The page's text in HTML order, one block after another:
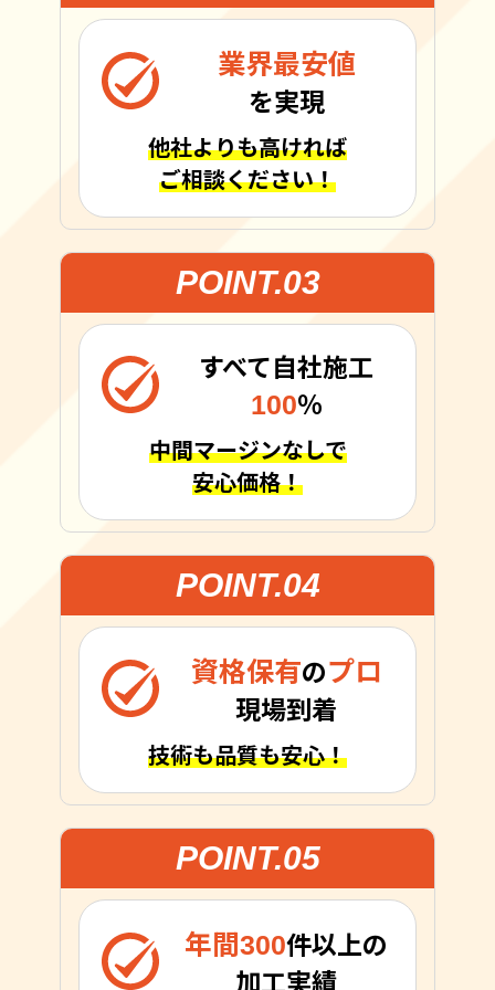
業界最安値
を実現
他社よりも高ければ
ご相談ください！
POINT.03
すべて自社施工
100％
中間マージンなしで
安心価格！
POINT.04
資格保有のプロ
現場到着
技術も品質も安心！
POINT.05
年間300件以上の
加工実績